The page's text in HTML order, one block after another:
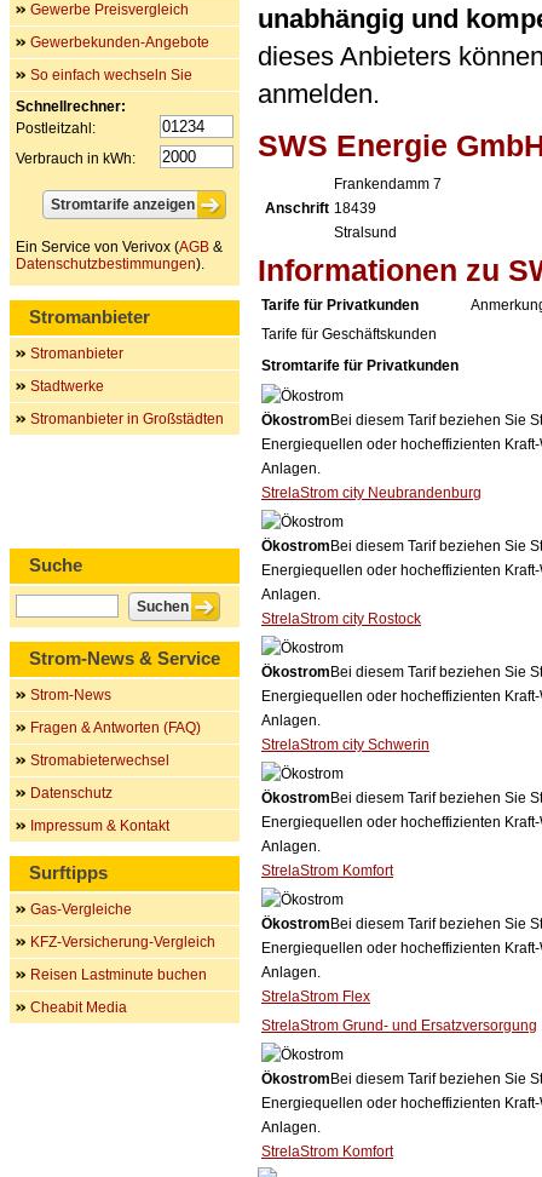
unabhängig und
dieses Anbieters
anmelden.
SWS Energie
Anschrift
Frankendamm 7
18439
Stralsund
Informationen zu
Tarife für Privatkunden
Tarife für Geschäftskunden
Stromtarife für Privatkunden
Ökostrom Bei diesem Tarif beziehen Sie
Energiequellen oder hocheffizienten
Anlagen.
StrelaStrom city Neubrandenburg
Ökostrom Bei diesem Tarif beziehen Sie
Energiequellen oder hocheffizienten
Anlagen.
StrelaStrom city Rostock
Ökostrom Bei diesem Tarif beziehen Sie
Energiequellen oder hocheffizienten
Anlagen.
StrelaStrom city Schwerin
Ökostrom Bei diesem Tarif beziehen Sie
Energiequellen oder hocheffizienten
Anlagen.
StrelaStrom Komfort
Ökostrom Bei diesem Tarif beziehen Sie
Energiequellen oder hocheffizienten
Anlagen.
StrelaStrom Flex
StrelaStrom Grund- und Ersatzversorgung
Ökostrom Bei diesem Tarif beziehen Sie
Energiequellen oder hocheffizienten
Anlagen.
StrelaStrom Komfort
Gewerbe Preisvergleich
Gewerbekunden-Angebote
So einfach wechseln Sie
Schnellrechner:
Postleitzahl:
Verbrauch in kWh:
Ein Service von Verivox (AGB &
Datenschutzbestimmungen).
Stromanbieter
Stromanbieter
Stadtwerke
Stromanbieter in Großstädten
Suche
Strom-News & Service
Strom-News
Fragen & Antworten (FAQ)
Stromabieterwechsel
Datenschutz
Impressum & Kontakt
Surftipps
Gas-Vergleiche
KFZ-Versicherung-Vergleich
Reisen Lastminute buchen
Cheabit Media